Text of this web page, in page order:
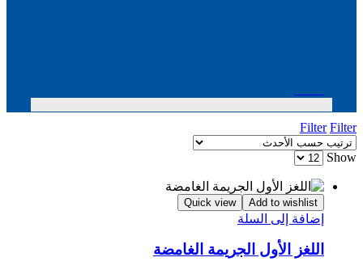
Filter Filter
Show
Add to wishlist
Quick view
إضافة إلى السلة
اللغز الأول الجريمة الغامضة